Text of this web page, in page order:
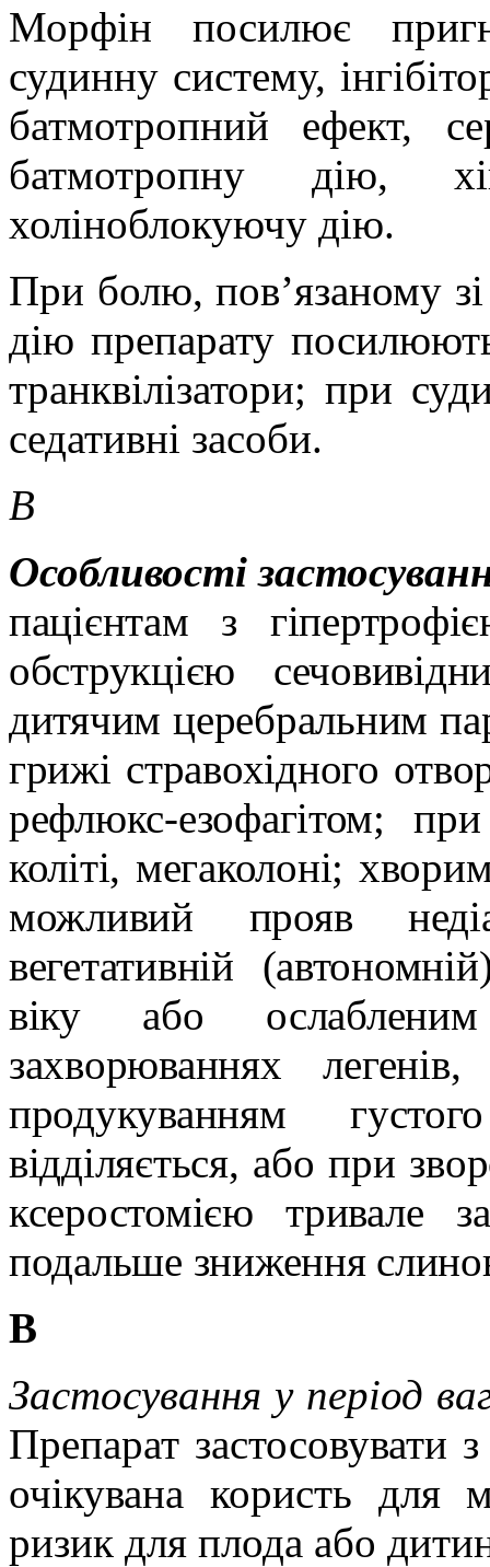
Морфін посилює
судинну систему,
батмотропний ефект,
батмотропну дію,
холіноблокуючу дію.
При болю, пов’язаному
дію препарату
транквілізатори; при
седативні засоби.
В
Особливості
пацієнтам з
обструкцією
дитячим церебральним
грижі стравохідного
рефлюкс-езофагітом;
коліті, мегаколоні;
можливий прояв
вегетативній
віку або
захворюванняхлегенів,
продукуванням
відділяється, або при
ксеростомією тривале
подальше зниження
В
Застосування у період
Препарат застосовувати
очікувана користь для
ризик для плода або